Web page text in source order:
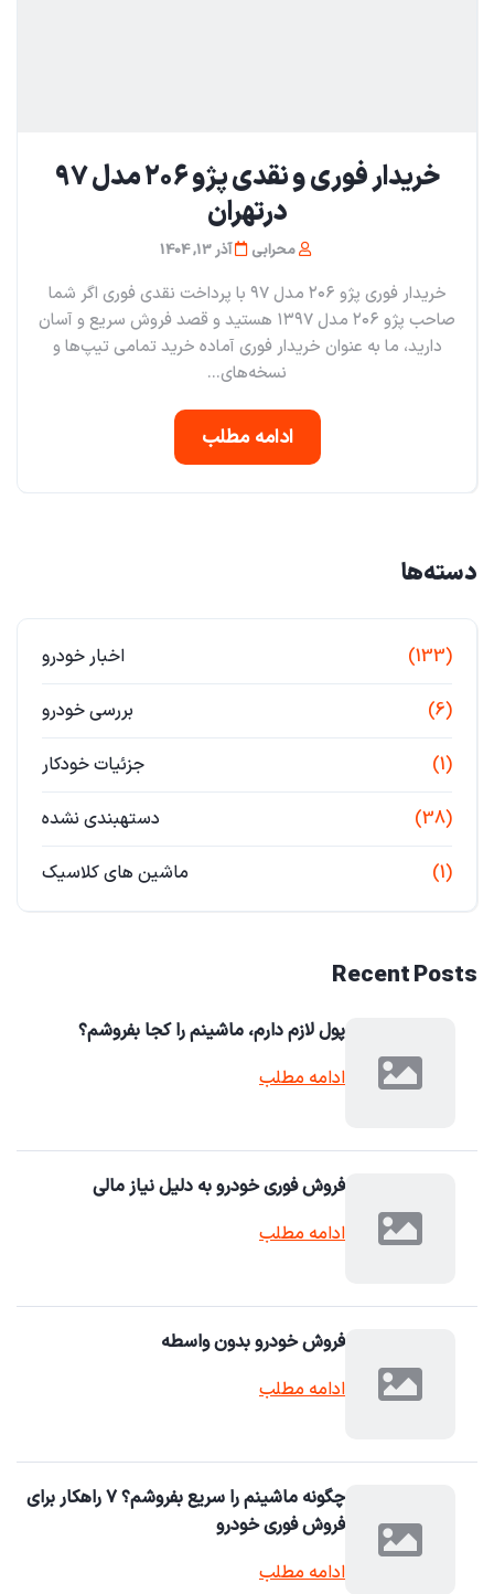
خریدار فوری و‌ نقدی پژو ۲۰۶ مدل ۹۷
در‌تهران
محرابی آذر 13, 1404
خریدار فوری پژو ۲۰۶ مدل ۹۷ با پرداخت نقدی فوری اگر شما
صاحب پژو ۲۰۶ مدل ۱۳۹۷ هستید و قصد فروش سریع و آسان
دارید، ما به عنوان خریدار فوری آماده خرید تمامی تیپ‌ها و
نسخه‌های...
ادامه مطلب
دسته‌ها
اخبار خودرو (133)
بررسی خودرو (6)
جزئیات خودکار (1)
دستهبندی نشده (38)
ماشین های کلاسیک (1)
Recent Posts
پول لازم دارم، ماشینم را کجا بفروشم؟
ادامه مطلب
فروش فوری خودرو به دلیل نیاز مالی
ادامه مطلب
فروش خودرو بدون واسطه
ادامه مطلب
چگونه ماشینم را سریع بفروشم؟ ۷ راهکار برای
فروش فوری خودرو
ادامه مطلب